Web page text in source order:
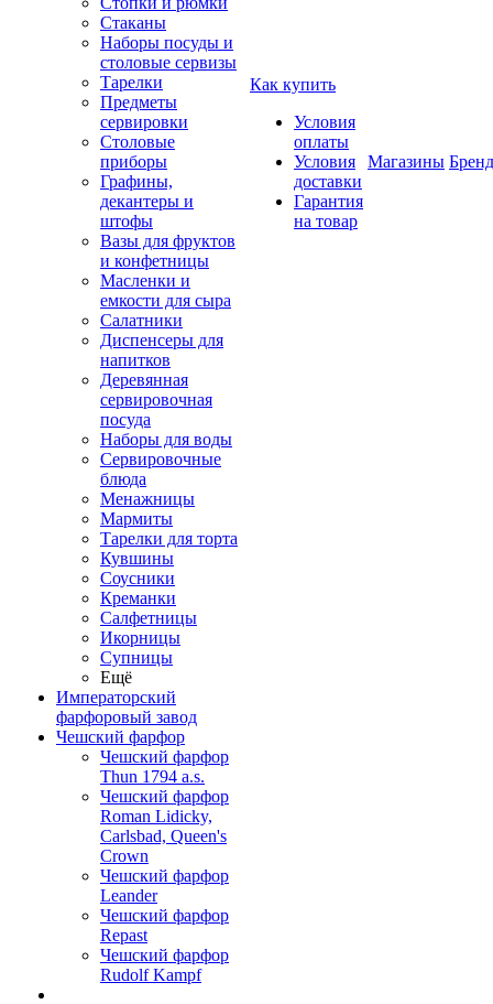
Стаканы
Наборы посуды и
столовые сервизы
Тарелки
Предметы
сервировки
Столовые
приборы
Графины,
декантеры и
штофы
Вазы для фруктов
и конфетницы
Масленки и
емкости для сыра
Салатники
Диспенсеры для
напитков
Деревянная
сервировочная
посуда
Наборы для воды
Сервировочные
блюда
Менажницы
Мармиты
Тарелки для торта
Кувшины
Соусники
Креманки
Салфетницы
Икорницы
Супницы
Ещё
Императорский
фарфоровый завод
Чешский фарфор
Чешский фарфор
Thun 1794 a.s.
Чешский фарфор
Roman Lidicky,
Carlsbad, Queen's
Crown
Чешский фарфор
Leander
Чешский фарфор
Repast
Чешский фарфор
Rudolf Kampf
Как купить
Условия
оплаты
Условия
доставки
Гарантия
на товар
Магазины